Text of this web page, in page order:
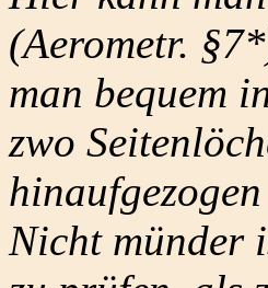
(Aerometr.
man bequem
zwo
Nicht münder